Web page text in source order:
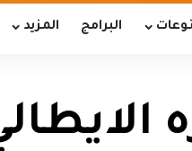
البرامج المزيد